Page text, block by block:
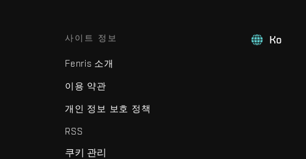
Ko
사이트 정보
Fenris 소개
이용 약관
개인 정보 보호 정책
RSS
쿠키 관리